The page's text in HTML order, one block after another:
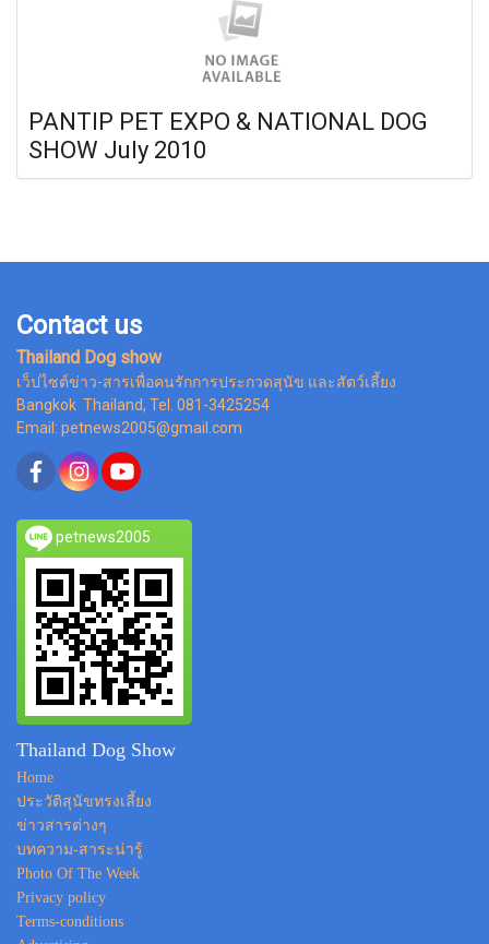
PANTIP PET EXPO & NATIONAL DOG
SHOW July 2010
Contact us
Thailand Dog show
เว็ปไซต์ข่าว-สารเพื่อคนรักการประกวดสุนัข และสัตว์เลี้ยง
Bangkok Thailand, Tel. 081-3425254
Email: petnews2005@gmail.com
petnews2005
Thailand Dog Show
Home
ประวัติสุนัขทรงเลี้ยง
ข่าวสารต่างๆ
บทความ-สาระน่ารู้
Photo Of The Week
Privacy policy
Terms-conditions